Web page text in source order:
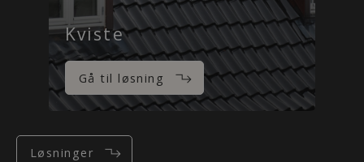
Kviste
Gå til løsning
Løsninger